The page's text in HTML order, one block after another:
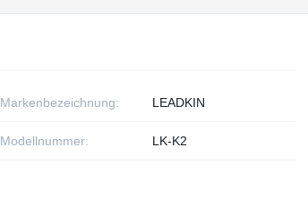
Markenbezeichnung: LEADKIN
Modellnummer: LK-K2